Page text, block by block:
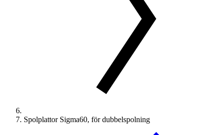
Spolplattor Sigma60, för dubbelspolning